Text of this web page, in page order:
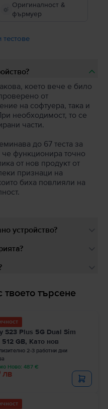
Оригиналност &
фърмуер
което вече е било
от
на софтуера, така и
необходимост, то се
части.
до 67 теста за
че функционира точно
от нов продукт от
признаци на
биха повлияли на
устройство?
търсене
S23 Plus 5G Dual Sim
GB, Като нов
2-3 работни дни
Ново: 487 €
ЛВ